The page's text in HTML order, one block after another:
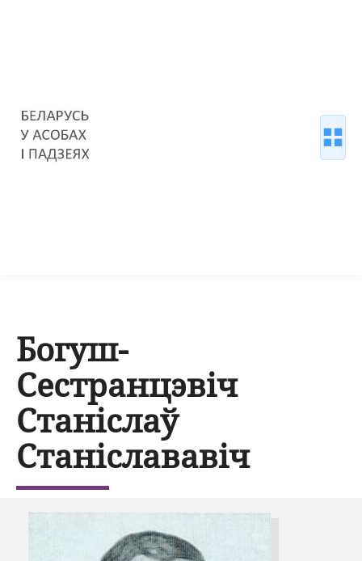
Богуш-
Сестранцэвіч
Станіслаў
Станіслававіч